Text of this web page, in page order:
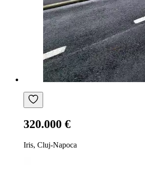
320.000 €
Iris, Cluj-Napoca